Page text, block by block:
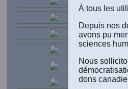
À tous les
Depuis nos
avons pu
sciences
Nous
dons